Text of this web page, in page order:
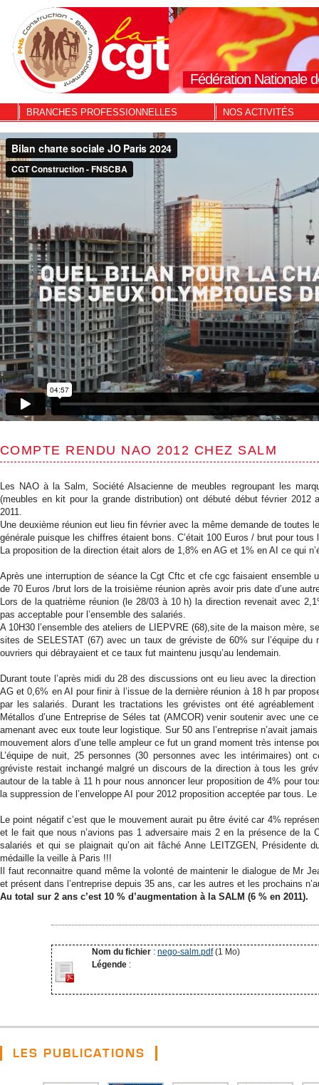
Fédération Nationale
BRANCHES PROFESSIONNELLES NOS ACTIVITÉS
COMPTE RENDU NAO 2012 CHEZ SALM
Les NAO à la Salm, Société Alsacienne de meubles regroupant les
(meubles en kit pour la grande distribution) ont débuté début février 2012
2011.
Une deuxième réunion eut lieu fin février avec la même demande de toutes
générale puisque les chiffres étaient bons. C’était 100 Euros / brut pour tous
La proposition de la direction était alors de 1,8% en AG et 1% en AI ce qui
Après une interruption de séance la Cgt Cftc et cfe cgc faisaient ensemble
de 70 Euros /brut lors de la troisième réunion après avoir pris date d’une
Lors de la quatrième réunion (le 28/03 à 10 h) la direction revenait avec
pas acceptable pour l’ensemble des salariés.
A 10H30 l’ensemble des ateliers de LIEPVRE (68),site de la maison mère,
sites de SELESTAT (67) avec un taux de gréviste de 60% sur l’équipe du
ouvriers qui débrayaient et ce taux fut maintenu jusqu’au lendemain.
Durant toute l’après midi du 28 des discussions ont eu lieu avec la
AG et 0,6% en AI pour finir à l’issue de la dernière réunion à 18 h par
par les salariés. Durant les tractations les grévistes ont été agréablement
Métallos d’une Entreprise de Séles tat (AMCOR) venir soutenir avec une
amenant avec eux toute leur logistique. Sur 50 ans l’entreprise n’avait
mouvement alors d’une telle ampleur ce fut un grand moment très intense
L’équipe de nuit, 25 personnes (30 personnes avec les intérimaires)
gréviste restait inchangé malgré un discours de la direction à tous les
autour de la table à 11 h pour nous annoncer leur proposition de 4% pour
la suppression de l’enveloppe AI pour 2012 proposition acceptée par tous.
Le point négatif c’est que le mouvement aurait pu être évité car 4%
et le fait que nous n’avions pas 1 adversaire mais 2 en la présence de la
salariés et qui se plaignait qu’on ait fâché Anne LEITZGEN, Présidente
médaille la veille à Paris !!!
Il faut reconnaitre quand même la volonté de maintenir le dialogue de Mr
et présent dans l’entreprise depuis 35 ans, car les autres et les prochains
Au total sur 2 ans c’est 10 % d’augmentation à la SALM (6 % en 2011).
Nom du fichier : nego-salm.pdf(1 Mo)
Légende :
LES PUBLICATIONS